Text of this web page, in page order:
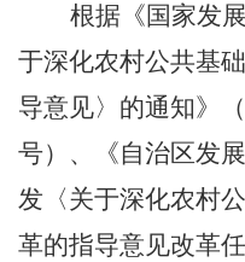
根据《国家发
于深化农村公共基
导意见〉的通知》（
号） 、《自治区发
发〈关于深化农村
革的指导意见改革